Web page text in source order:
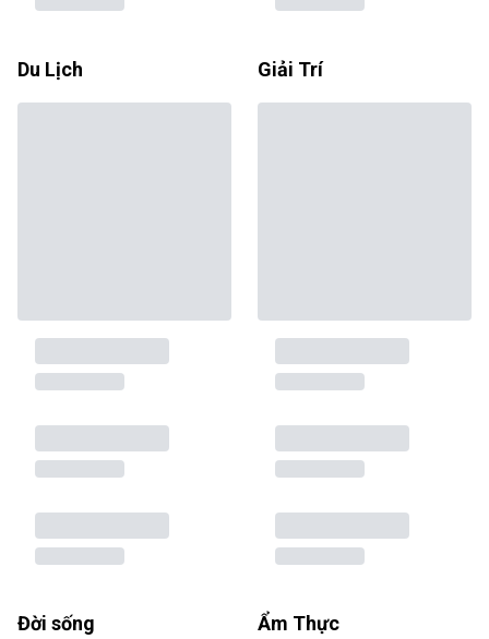
Du Lịch Giải Trí
Đời sống Ẩm Thực